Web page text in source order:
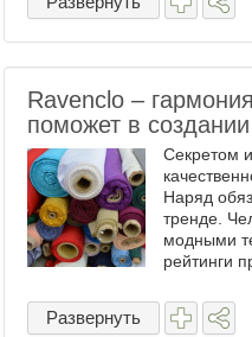
Ravenclo –
поможет в
Секретом
Наряд
тренде.
модными
рейтинги
инноваций
Развернуть